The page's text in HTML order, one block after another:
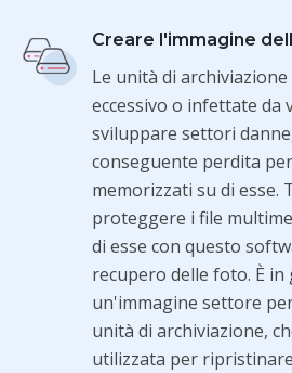
Creare l'immagine
Le unità di
eccessivo o infettate da
sviluppare settori
conseguente perdita
memorizzati su di esse.
proteggere i file
di esse con questo
recupero delle foto. È in
un'immagine settore
unità di archiviazione,
utilizzata per